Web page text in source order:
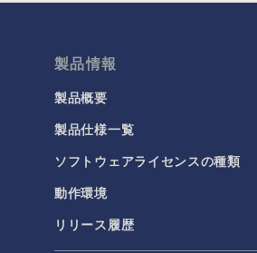
製品情報
製品概要
製品仕様一覧
ソフトウェアライセンスの種類
動作環境
リリース履歴